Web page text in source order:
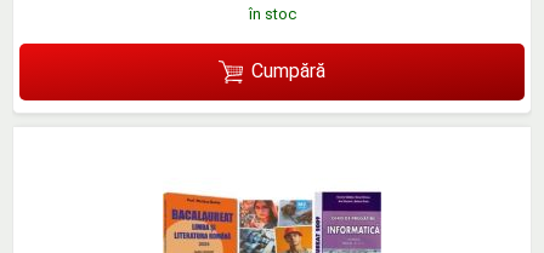
în stoc
Cumpără